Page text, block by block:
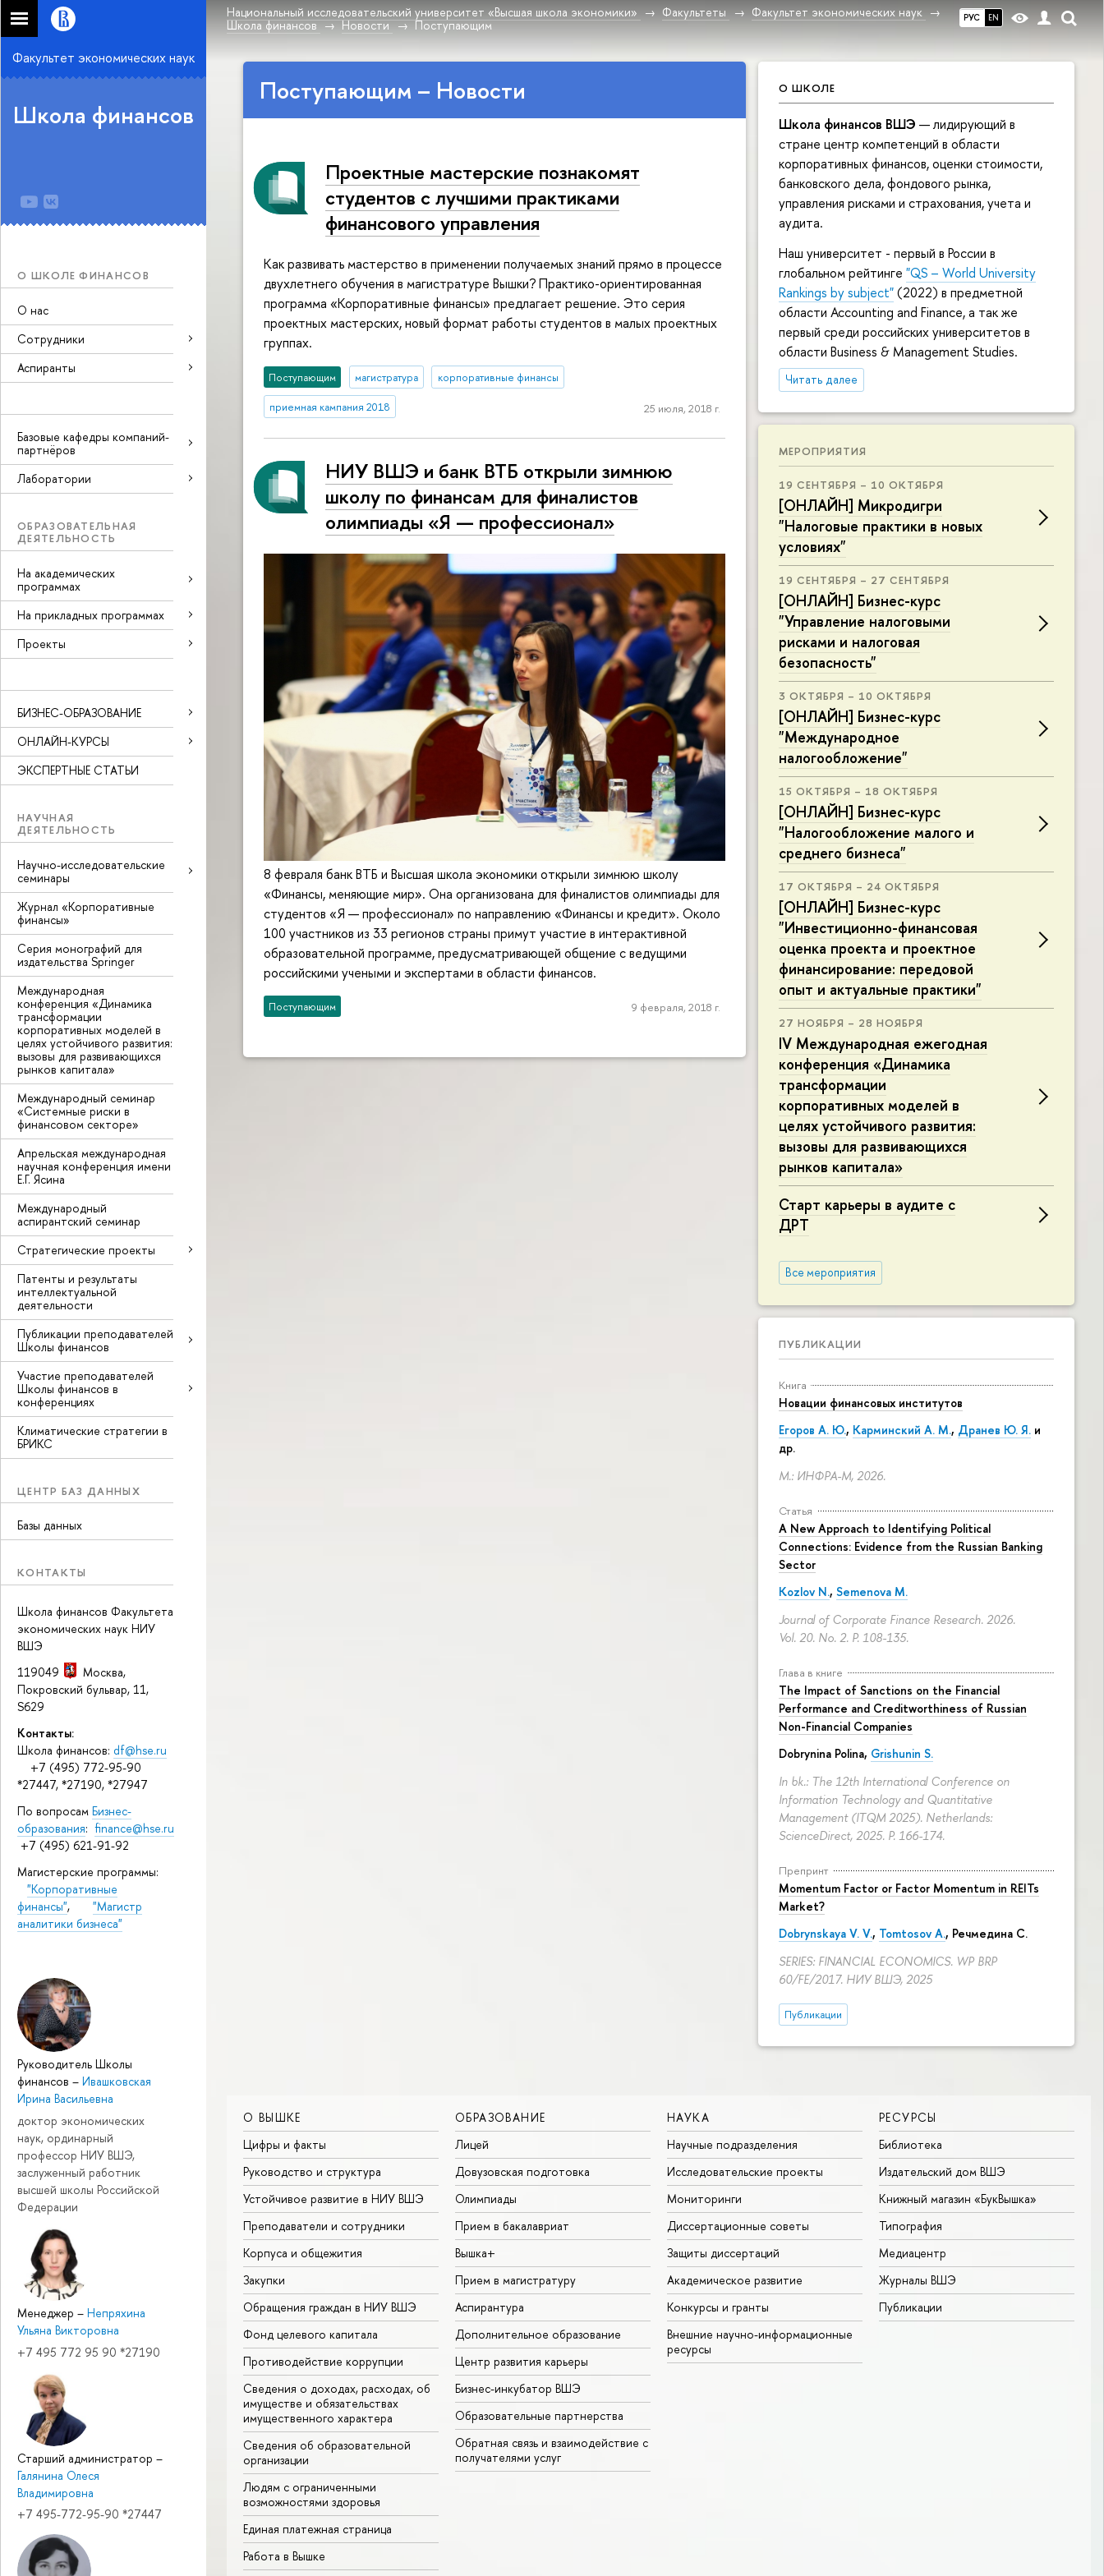
РУС EN
Национальный исследовательский университет «Высшая школа экономики» Факультеты
Факультет экономических наук
Школа финансов
Новости Поступающим
Факультет экономических наук
Школа финансов
О ШКОЛЕ ФИНАНСОВ
О нас
Сотрудники
Аспиранты
Базовые кафедры компаний-
партнёров
Лаборатории
ОБРАЗОВАТЕЛЬНАЯ
ДЕЯТЕЛЬНОСТЬ
На академических
программах
На прикладных программах
Проекты
БИЗНЕС-ОБРАЗОВАНИЕ
ОНЛАЙН-КУРСЫ
ЭКСПЕРТНЫЕ СТАТЬИ
НАУЧНАЯ
ДЕЯТЕЛЬНОСТЬ
Научно-исследовательские
семинары
Журнал «Корпоративные
финансы»
Серия монографий для
издательства Springer
Международная
конференция «Динамика
трансформации
корпоративных моделей в
целях устойчивого развития:
вызовы для развивающихся
рынков капитала»
Международный семинар
«Системные риски в
финансовом секторе»
Апрельская международная
научная конференция имени
Е.Г. Ясина
Международный
аспирантский семинар
Стратегические проекты
Патенты и результаты
интеллектуальной
деятельности
Публикации преподавателей
Школы финансов
Участие преподавателей
Школы финансов в
конференциях
Климатические стратегии в
БРИКС
ЦЕНТР БАЗ ДАННЫХ
Базы данных
КОНТАКТЫ
Школа финансов Факультета
экономических наук НИУ
ВШЭ
119049
Москва,
Покровский бульвар, 11,
S629
Контакты:
Школа финансов: df@hse.ru
+7 (495) 772-95-90
*27447, *27190, *27947
По вопросам Бизнес-
образования: finance@hse.ru
+7 (495) 621-91-92
Магистерские программы:
"Корпоративные
финансы", "Магистр
аналитики бизнеса"
Руководитель Школы
финансов – Ивашковская
Ирина Васильевна
доктор экономических
наук, ординарный
профессор НИУ ВШЭ,
заслуженный работник
высшей школы Российской
Федерации
Менеджер – Непряхина
Ульяна Викторовна
+7 495 772 95 90 *27190
Старший администратор –
Галянина Олеся
Владимировна
+7 495-772-95-90 *27447
О ШКОЛЕ
Школа финансов ВШЭ — лидирующий в
стране центр компетенций в области
корпоративных финансов, оценки стоимости,
банковского дела, фондового рынка,
управления рисками и страхования, учета и
аудита.
Наш университет - первый в России в
глобальном рейтинге "QS – World University
Rankings by subject"(2022) в предметной
области Accounting and Finance, а так же
первый среди российских университетов в
области Business & Management Studies.
Читать далее
МЕРОПРИЯТИЯ
19 СЕНТЯБРЯ – 10 ОКТЯБРЯ
[ОНЛАЙН] Микродигри
"Налоговые практики в новых
условиях"
19 СЕНТЯБРЯ – 27 СЕНТЯБРЯ
[ОНЛАЙН] Бизнес-курс
"Управление налоговыми
рисками и налоговая
безопасность"
3 ОКТЯБРЯ – 10 ОКТЯБРЯ
[ОНЛАЙН] Бизнес-курс
"Международное
налогообложение"
15 ОКТЯБРЯ – 18 ОКТЯБРЯ
[ОНЛАЙН] Бизнес-курс
"Налогообложение малого и
среднего бизнеса"
17 ОКТЯБРЯ – 24 ОКТЯБРЯ
[ОНЛАЙН] Бизнес-курс
"Инвестиционно-финансовая
оценка проекта и проектное
финансирование: передовой
опыт и актуальные практики"
27 НОЯБРЯ – 28 НОЯБРЯ
IV Международная ежегодная
конференция «Динамика
трансформации
корпоративных моделей в
целях устойчивого развития:
вызовы для развивающихся
рынков капитала»
Старт карьеры в аудите с
ДРТ
Все мероприятия
ПУБЛИКАЦИИ
Книга
Новации финансовых институтов
Егоров А. Ю., Карминский А. М., Дранев Ю. Я. и
др.
М.: ИНФРА-М, 2026.
Статья
A New Approach to Identifying Political
Connections: Evidence from the Russian Banking
Sector
Kozlov N., Semenova M.
Journal of Corporate Finance Research. 2026.
Vol. 20. No. 2. P. 108-135.
Глава в книге
The Impact of Sanctions on the Financial
Performance and Creditworthiness of Russian
Non-Financial Companies
Dobrynina Polina, Grishunin S.
In bk.: The 12th International Conference on
Information Technology and Quantitative
Management (ITQM 2025). Netherlands:
ScienceDirect, 2025. P. 166-174.
Препринт
Momentum Factor or Factor Momentum in REITs
Market?
Dobrynskaya V. V., Tomtosov A., Речмедина С.
SERIES: FINANCIAL ECONOMICS. WP BRP
60/FE/2017. НИУ ВШЭ, 2025
Публикации
Поступающим – Новости
Проектные мастерские познакомят
студентов с лучшими практиками
финансового управления
Как развивать мастерство в применении получаемых знаний прямо в процессе
двухлетнего обучения в магистратуре Вышки? Практико-ориентированная
программа «Корпоративные финансы» предлагает решение. Это серия
проектных мастерских, новый формат работы студентов в малых проектных
группах.
Поступающим магистратура корпоративные финансы
приемная кампания 2018 25 июля, 2018 г.
НИУ ВШЭ и банк ВТБ открыли зимнюю
школу по финансам для финалистов
олимпиады «Я — профессионал»
8 февраля банк ВТБ и Высшая школа экономики открыли зимнюю школу
«Финансы, меняющие мир». Она организована для финалистов олимпиады для
студентов «Я — профессионал» по направлению «Финансы и кредит». Около
100 участников из 33 регионов страны примут участие в интерактивной
образовательной программе, предусматривающей общение с ведущими
российскими учеными и экспертами в области финансов.
Поступающим 9 февраля, 2018 г.
О ВЫШКЕ
Цифры и факты
Руководство и структура
Устойчивое развитие в НИУ ВШЭ
Преподаватели и сотрудники
Корпуса и общежития
Закупки
Обращения граждан в НИУ ВШЭ
Фонд целевого капитала
Противодействие коррупции
Сведения о доходах, расходах, об
имуществе и обязательствах
имущественного характера
Сведения об образовательной
организации
Людям с ограниченными
возможностями здоровья
Единая платежная страница
Работа в Вышке
ОБРАЗОВАНИЕ
Лицей
Довузовская подготовка
Олимпиады
Прием в бакалавриат
Вышка+
Прием в магистратуру
Аспирантура
Дополнительное образование
Центр развития карьеры
Бизнес-инкубатор ВШЭ
Образовательные партнерства
Обратная связь и взаимодействие с
получателями услуг
НАУКА
Научные подразделения
Исследовательские проекты
Мониторинги
Диссертационные советы
Защиты диссертаций
Академическое развитие
Конкурсы и гранты
Внешние научно-информационные
ресурсы
РЕСУРСЫ
Библиотека
Издательский дом ВШЭ
Книжный магазин «БукВышка»
Типография
Медиацентр
Журналы ВШЭ
Публикации